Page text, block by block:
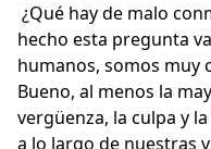
¿Qué hay de malo
hecho esta pregunta
humanos, somos muy
Bueno, al menos la
vergüenza, la culpa y
a lo largo de nuestras